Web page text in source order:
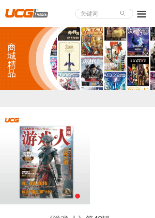
끀
About UCG
游戏评测
业界论道
游戏视频
商城精品
游戏大赏
小程序
个人中心
ꄙ
商
城
精
品